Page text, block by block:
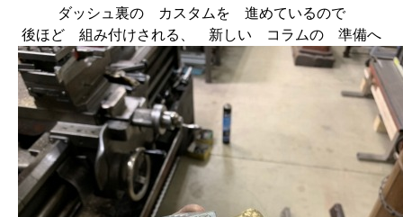
ダッシュ裏の カスタムを 進めているので
後ほど 組み付けされる、 新しい コラムの 準備へ